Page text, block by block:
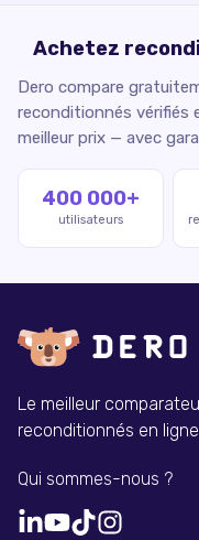
Achetez
Dero compare
reconditionnés vérifiés
meilleur prix — avec
400 000+
utilisateurs
Le meilleur
reconditionnés en
Qui sommes-nous ?